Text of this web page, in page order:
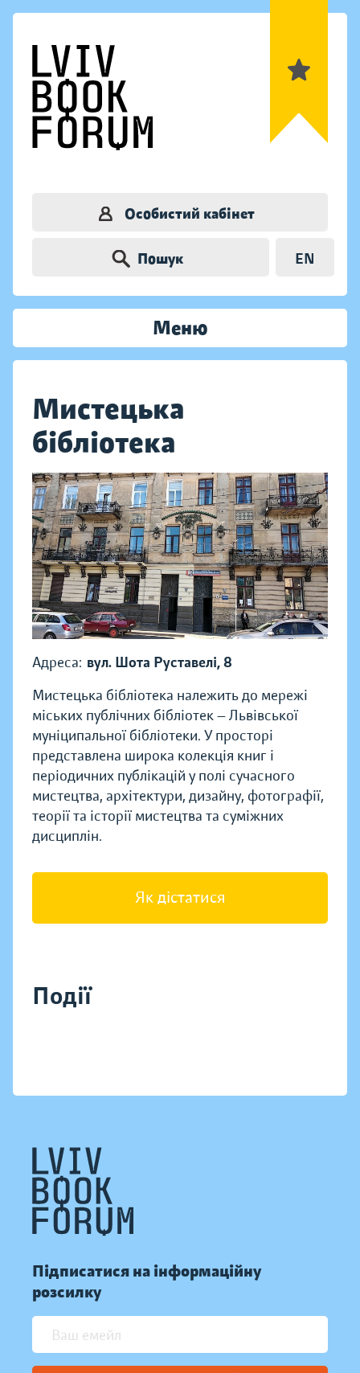
Особистий кабінет
Пошук EN
Меню
Мистецька
бібліотека
Адреса: вул. Шота Руставелі, 8
Мистецька бібліотека належить до мережі
міських публічних бібліотек — Львівської
муніципальної бібліотеки. У просторі
представлена широка колекція книг і
періодичних публікацій у полі сучасного
мистецтва, архітектури, дизайну, фотографії,
теорії та історії мистецтва та суміжних
дисциплін.
Як дістатися
Події
Підписатися на інформаційну
розсилку